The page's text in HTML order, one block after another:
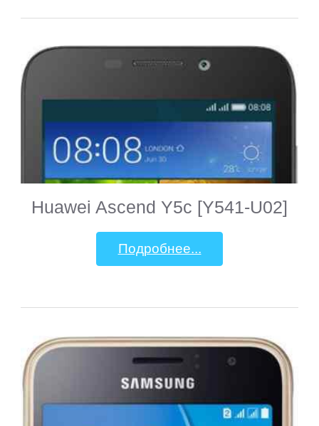
Huawei Ascend Y5c [Y541-U02]
Подробнее...